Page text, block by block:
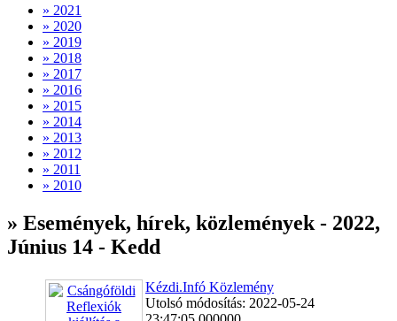
» 2021
» 2020
» 2019
» 2018
» 2017
» 2016
» 2015
» 2014
» 2013
» 2012
» 2011
» 2010
» Események, hírek, közlemények - 2022,
Június 14 - Kedd
Kézdi.Infó Közlemény
Utolsó módosítás: 2022-05-24